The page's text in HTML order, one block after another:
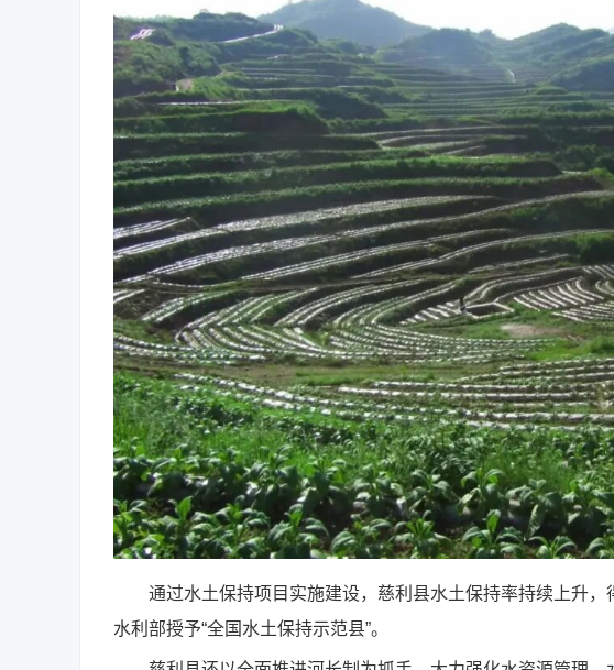
通过水土保持项目实施建设，慈利县水土保持率持续上升，
水利部授予“全国水土保持示范县”。